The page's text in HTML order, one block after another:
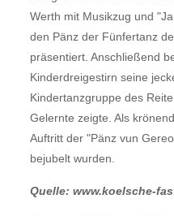
Werth mit Musikzug und
den Pänz der Fünfertanz
präsentiert. Anschließend
Kinderdreigestirn seine
Kindertanzgruppe des
Gelernte zeigte. Als
Auftritt der "Pänz vun
bejubelt wurden.
Quelle: www.koelsche-